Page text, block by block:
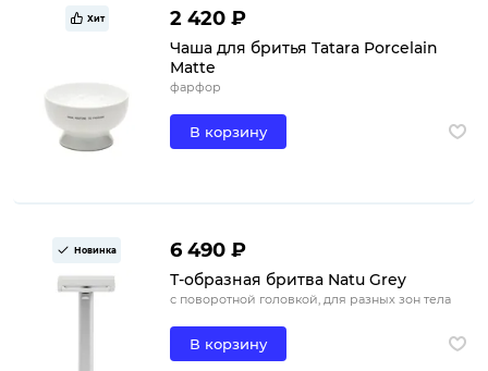
Хит 2 420 ₽
Чаша для бритья Tatara Porcelain
Matte
фарфор
В корзину
Новинка 6 490 ₽
Т-образная бритва Natu Grey
с поворотной головкой, для разных зон тела
В корзину